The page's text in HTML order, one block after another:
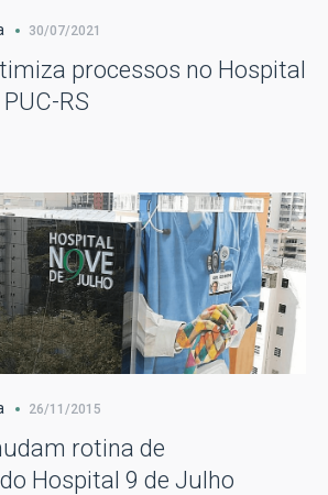
30/07/2021
processos no Hospital
RS
26/11/2015
rotina de
Hospital 9 de Julho